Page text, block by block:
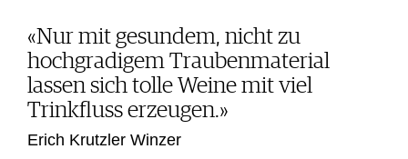
«Nur mit gesundem, nicht zu
hochgradigem Traubenmaterial
lassen sich tolle Weine mit viel
Trinkfluss erzeugen.»
Erich Krutzler Winzer